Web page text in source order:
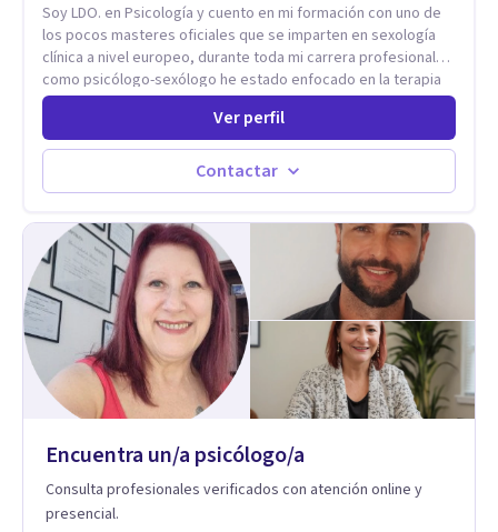
Soy LDO. en Psicología y cuento en mi formación con uno de
los pocos masteres oficiales que se imparten en sexología
clínica a nivel europeo, durante toda mi carrera profesional
como psicólogo-sexólogo he estado enfocado en la terapia
sexual desde una perspectiva multidisciplinar BIO-PSICO-
SOCIAL ya que aunque las bases de mi trabajo son
psicológicas, si no se tienen en consideración otros factores
la terapia puede no funcionar al tener una visión demasiado
simplista, excluyendo de antemano otros factores que
mejora global de tu sexualidad, considerando cada caso
como algo particular e intentando adaptarme a tu situación
personal concreta. En especial mi ámbito de trabajo es la
disfunción eréctil, la eyaculación precoz y la falta de deseo
tanto en mujeres como en hombres. La sexualidad es de
enorme importancia tanto para el bienestar físico y mental
como a nivel personal para una buena autoestima y una
relación saludable de pareja.
Ver perfil
Contactar
Encuentra un/a psicólogo/a
Consulta profesionales verificados con atención online y
presencial.